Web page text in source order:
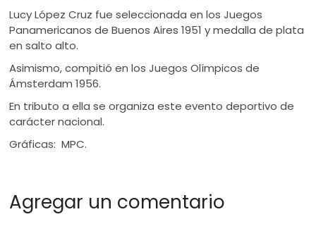
Lucy López Cruz fue seleccionada en los Juegos
Panamericanos de Buenos Aires 1951 y medalla de plata
en salto alto.
Asimismo, compitió en los Juegos Olímpicos de
Ámsterdam 1956.
En tributo a ella se organiza este evento deportivo de
carácter nacional.
Gráficas: MPC.
Agregar un comentario